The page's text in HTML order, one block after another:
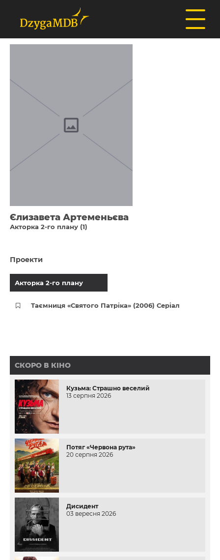
Єлизавета Артеменьєва
Акторка 2-го плану (1)
Проекти
Акторка 2-го плану
Таємниця «Святого Патріка» (2006) Серіал
СКОРО В КІНО
Кузьма: Страшно веселий
13 серпня 2026
Потяг «Червона рута»
20 серпня 2026
Дисидент
03 вересня 2026